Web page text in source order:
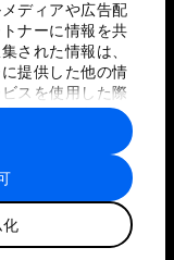
ディアや広告配
ナーに情報を共
された情報は、
提供した他の情
スを使用した際
わされ、各パー
ことがありま
化
用規約
ム